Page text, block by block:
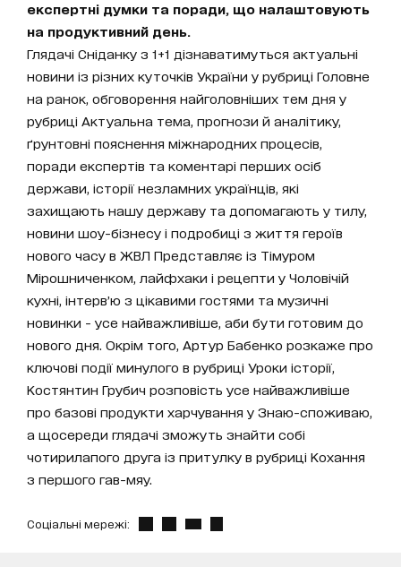
експертні думки та поради, що налаштовують
на продуктивний день.
Глядачі Сніданку з 1+1 дізнаватимуться актуальні
новини із різних куточків України у рубриці Головне
на ранок, обговорення найголовніших тем дня у
рубриці Актуальна тема, прогнози й аналітику,
ґрунтовні пояснення міжнародних процесів,
поради експертів та коментарі перших осіб
держави, історії незламних українців, які
захищають нашу державу та допомагають у тилу,
новини шоу-бізнесу і подробиці з життя героїв
нового часу в ЖВЛ Представляє із Тімуром
Мірошниченком, лайфхаки і рецепти у Чоловічій
кухні, інтерв’ю з цікавими гостями та музичні
новинки - усе найважливіше, аби бути готовим до
нового дня. Окрім того, Артур Бабенко розкаже про
ключові події минулого в рубриці Уроки історії,
Костянтин Грубич розповість усе найважливіше
про базові продукти харчування у Знаю-споживаю,
а щосереди глядачі зможуть знайти собі
чотирилапого друга із притулку в рубриці Кохання
з першого гав-мяу.
Соціальні мережі: